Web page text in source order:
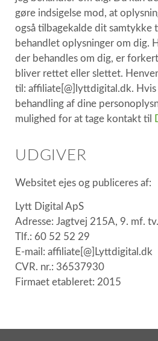
gøre indsigelse mod, at
også tilbagekalde dit samtykke
behandlet oplysninger om dig.
der behandles om dig, er
bliver rettet eller slettet.
til: affiliate[ @ ]lyttdigital.dk.
behandling af dine
mulighed for at tage kontakt til
UDGIVER
Websitet ejes og publiceres af:
Lytt Digital ApS
Adresse: Jagtvej 215A, 9. mf.
Tlf.: 60 52 52 29
E-mail: affiliate[@]Lyttdigital.dk
CVR. nr.: 36537930
Firmaet etableret: 2015